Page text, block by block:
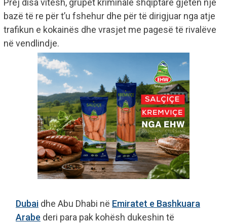
bazë të re për t’u fshehur dhe për të dirigjuar nga atje
trafikun e kokainës dhe vrasjet me pagesë të rivalëve
në vendlindje.
Dubai dhe Abu Dhabi në Emiratet e Bashkuara
Arabe deri para pak kohësh dukeshin të